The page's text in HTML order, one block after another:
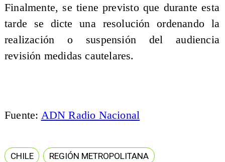
Finalmente, se tiene previsto que durante esta
tarde se dicte una resolución ordenando la
realización o suspensión del audiencia
revisión medidas cautelares.
Fuente: ADN Radio Nacional
CHILE REGIÓN METROPOLITANA